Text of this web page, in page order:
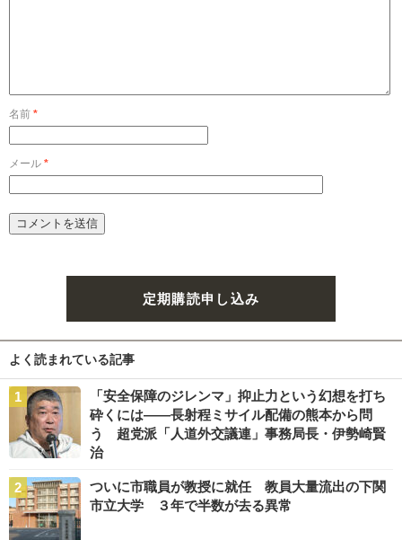
名前 *
メール *
定期購読申し込み
よく読まれている記事
「安全保障のジレンマ」抑止力という幻想を打ち
砕くには――長射程ミサイル配備の熊本から問
う 超党派「人道外交議連」事務局長・伊勢崎賢
治
ついに市職員が教授に就任 教員大量流出の下関
市立大学 ３年で半数が去る異常